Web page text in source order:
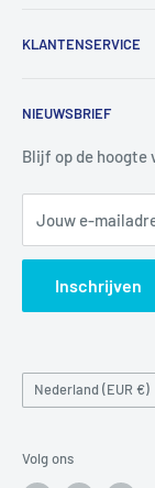
Utrechtlaan 9
Tel:+31 6 345 30
Mail:
KLANTENSERVICE
Informatie
Privacybeleid
Verzendbeleid
Search
NIEUWSBRIEF
Blijf op de hoogte
Jouw e-
Inschrijven
Land/regio
Nederland (EUR €)
Volg ons